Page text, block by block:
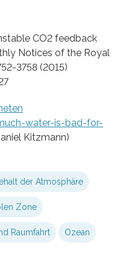
CO2 feedback
Notices of the Royal
3758 (2015)
water-is-bad-for-
Kitzmann)
der Atmosphäre
Zone
Raumfahrt Ozean